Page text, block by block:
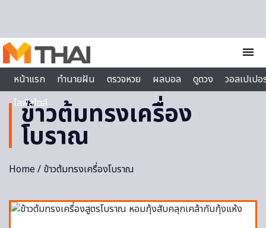
menu
หน้าแรก
ทำนายฝัน ตรวจหวย ผลบอล ดูดวง
วอลเปเป
ไลฟ์สไตล์
ข้าวต้มทรงเครื่อง
โบราณ
Home/ ข้าวต้มทรงเครื่องโบราณ